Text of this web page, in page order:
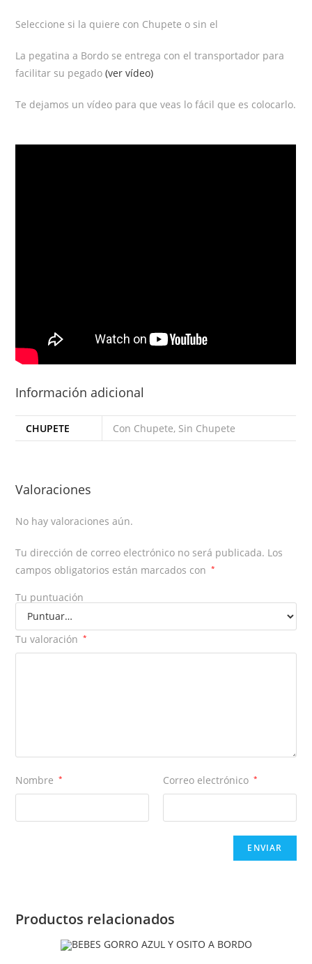
Seleccione si la quiere con Chupete o sin el
La pegatina a Bordo se entrega con el transportador para
facilitar su pegado(ver vídeo)
Te dejamos un vídeo para que veas lo fácil que es colocarlo.
Información adicional
CHUPETE Con Chupete, Sin Chupete
Valoraciones
No hay valoraciones aún.
Tu dirección de correo electrónico no será publicada. Los
campos obligatorios están marcados con
*
Tu puntuación
Tu valoración *
Nombre * Correo electrónico *
Productos relacionados